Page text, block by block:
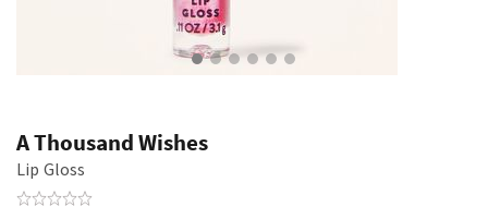
A Thousand Wishes
Lip Gloss